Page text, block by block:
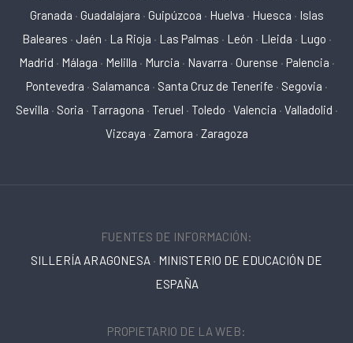
Granada · Guadalajara · Guipúzcoa · Huelva · Huesca · Islas
Baleares · Jaén · La Rioja · Las Palmas · León · Lleida · Lugo ·
Madrid · Málaga · Melilla · Murcia · Navarra · Ourense · Palencia ·
Pontevedra · Salamanca · Santa Cruz de Tenerife · Segovia ·
Sevilla · Soria · Tarragona · Teruel · Toledo · Valencia · Valladolid ·
Vizcaya · Zamora · Zaragoza
FUENTES DE INFORMACIÓN:
SILLERÍA ARAGONESA · MINISTERIO DE EDUCACIÓN DE
ESPAÑA
PROPIETARIO DE LA WEB: